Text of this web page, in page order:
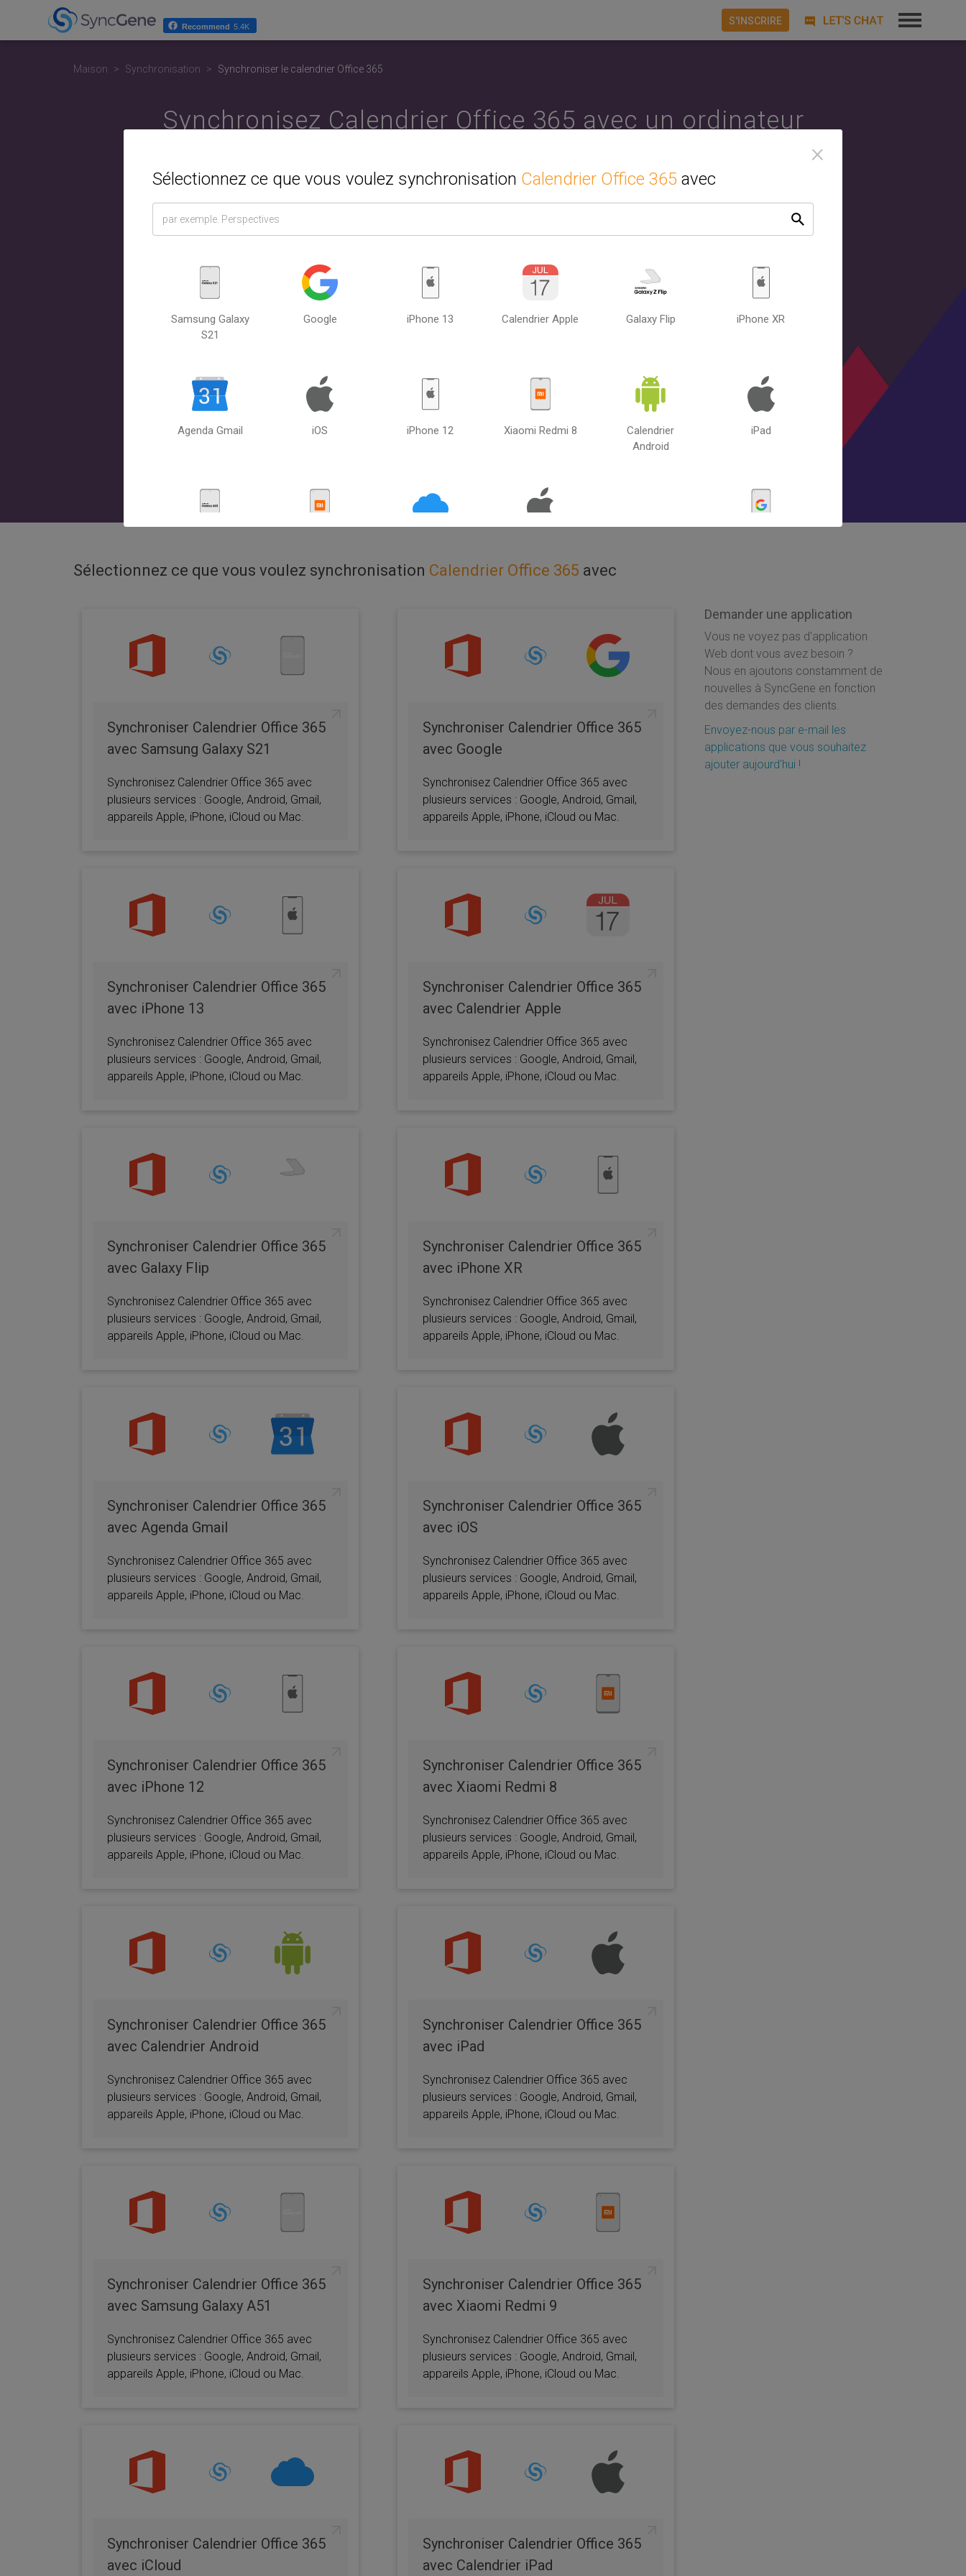
Maison Synchronisation Synchroniser le calendrier Office 365
Synchronisez Calendrier Office 365 avec un ordinateur
iPhone, PC ou Mac.
Sélectionnez la deuxième source ou l'appareil que vous souhaitez synchroniser avec
entre l'ordinateur et le téléphone mobile. Entre Google, iCloud et Outlook. SyncGene
peut synchroniser Calendrier Office 365 avec plusieurs sources.
Sélectionnez la
×
Sélectionnez ce que vous voulez synchronisation Calendrier Office 365 avec
Samsung Galaxy
S21
Google iPhone 13 Calendrier Apple Galaxy Flip iPhone XR
Agenda Gmail iOS iPhone 12 Xiaomi Redmi 8
Calendrier
Android
iPad
iPhone
Samsung Galaxy
Fold
Google Pixel 4A Google Agenda
iCloud
Android
Sélectionnez ce que vous voulez synchronisation Calendrier Office 365 avec
Synchroniser Calendrier Office 365
avec Samsung Galaxy S21
Synchronisez Calendrier Office 365 avec
plusieurs services : Google, Android, Gmail,
appareils Apple, iPhone, iCloud ou Mac.
Synchroniser Calendrier Office 365
avec Google
Synchronisez Calendrier Office 365 avec
plusieurs services : Google, Android, Gmail,
appareils Apple, iPhone, iCloud ou Mac.
Synchroniser Calendrier Office 365
avec iPhone 13
Synchronisez Calendrier Office 365 avec
plusieurs services : Google, Android, Gmail,
appareils Apple, iPhone, iCloud ou Mac.
Synchroniser Calendrier Office 365
avec Calendrier Apple
Synchronisez Calendrier Office 365 avec
plusieurs services : Google, Android, Gmail,
appareils Apple, iPhone, iCloud ou Mac.
Synchroniser Calendrier Office 365
avec Galaxy Flip
Synchronisez Calendrier Office 365 avec
plusieurs services : Google, Android, Gmail,
appareils Apple, iPhone, iCloud ou Mac.
Synchroniser Calendrier Office 365
avec iPhone XR
Synchronisez Calendrier Office 365 avec
plusieurs services : Google, Android, Gmail,
appareils Apple, iPhone, iCloud ou Mac.
Synchroniser Calendrier Office 365
avec Agenda Gmail
Synchronisez Calendrier Office 365 avec
plusieurs services : Google, Android, Gmail,
appareils Apple, iPhone, iCloud ou Mac.
Synchroniser Calendrier Office 365
avec iOS
Synchronisez Calendrier Office 365 avec
plusieurs services : Google, Android, Gmail,
appareils Apple, iPhone, iCloud ou Mac.
Synchroniser Calendrier Office 365
avec iPhone 12
Synchronisez Calendrier Office 365 avec
plusieurs services : Google, Android, Gmail,
appareils Apple, iPhone, iCloud ou Mac.
Synchroniser Calendrier Office 365
avec Xiaomi Redmi 8
Synchronisez Calendrier Office 365 avec
plusieurs services : Google, Android, Gmail,
appareils Apple, iPhone, iCloud ou Mac.
Synchroniser Calendrier Office 365
avec Calendrier Android
Synchronisez Calendrier Office 365 avec
plusieurs services : Google, Android, Gmail,
appareils Apple, iPhone, iCloud ou Mac.
Synchroniser Calendrier Office 365
avec iPad
Synchronisez Calendrier Office 365 avec
plusieurs services : Google, Android, Gmail,
appareils Apple, iPhone, iCloud ou Mac.
Synchroniser Calendrier Office 365
avec Samsung Galaxy A51
Synchronisez Calendrier Office 365 avec
plusieurs services : Google, Android, Gmail,
appareils Apple, iPhone, iCloud ou Mac.
Synchroniser Calendrier Office 365
avec Xiaomi Redmi 9
Synchronisez Calendrier Office 365 avec
plusieurs services : Google, Android, Gmail,
appareils Apple, iPhone, iCloud ou Mac.
Synchroniser Calendrier Office 365
avec iCloud
Synchroniser Calendrier Office 365
avec Calendrier iPad
Demander une application
Vous ne voyez pas d'application
Web dont vous avez besoin ?
Nous en ajoutons constamment de
nouvelles à SyncGene en fonction
des demandes des clients.
Envoyez-nous par e-mail les
applications que vous souhaitez
ajouter aujourd'hui !
Recommend 5.4K
S'INSCRIRE